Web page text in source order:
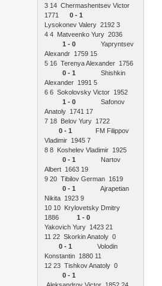
3 14 Chermashentsev Victor
17710 - 1
Lysokonev Valery 2192 3
4 4 Matveenko Yury 2036
1 - 0 Yapryntsev
Alexandr 1759 15
5 16 Terenya Alexander 1756
0 - 1 Shishkin
Alexander 1991 5
6 6 Sokolovsky Victor 1952
1 - 0 Safonov
Anatoly 1741 17
7 18 Belov Yury 1722
0 - 1 FM Filippov
Vladimir 1945 7
8 8 Koshelev Vladimir 1925
0 - 1 Nartov
Albert 1663 19
9 20 Tibilov German 1619
0 - 1 Ajrapetian
Nikita 1923 9
10 10 Krylovetsky Dmitry
18861 - 0
Yakovich Yury 1423 21
11 22 Skorkin Anatoly 0
0 - 1 Volodin
Konstantin 1880 11
12 23 Tishkov Anatoly 0
0 - 1